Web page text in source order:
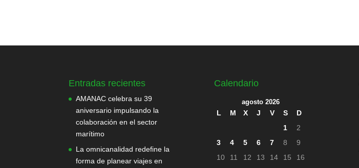
Entradas recientes
AMANAC celebra su 39
aniversario impulsando la
colaboración en el sector
marítimo
La omnicanalidad redefine la
forma de planear viajes en
Calendario
agosto 2026
L M X J V S
D
1
2
3
4 5 6 7 8
9
10
11 12 13 14 15
16